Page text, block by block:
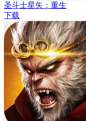
圣斗士星矢：重生
下载